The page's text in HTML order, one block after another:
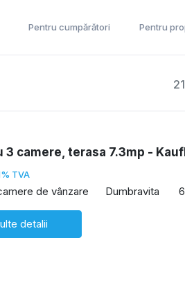
Pentru cumpărători Pentru
3 camere, terasa 7.3mp -
TVA
de vânzare Dumbravita
detalii